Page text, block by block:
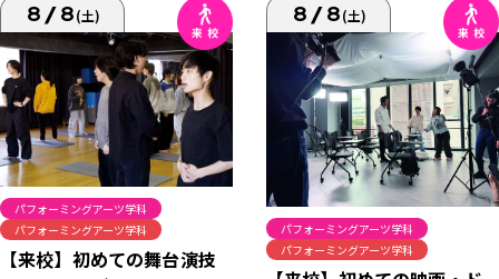
8/8(土)
パフォーミングアーツ学科
パフォーミングアーツ学科
【来校】初めての舞台演技
8/8(土)
パフォーミングアーツ学科
パフォーミングアーツ学科